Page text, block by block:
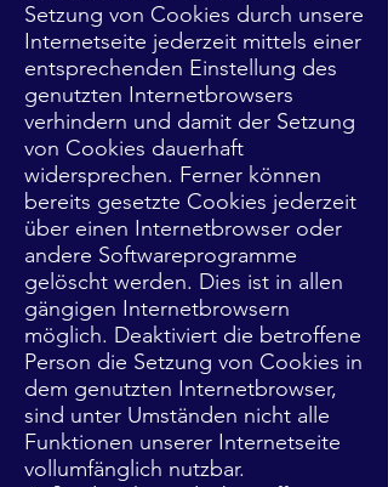
Setzung von Cookies durch unsere
Internetseite jederzeit mittels einer
entsprechenden Einstellung des
genutzten Internetbrowsers
verhindern und damit der Setzung
von Cookies dauerhaft
widersprechen. Ferner können
bereits gesetzte Cookies jederzeit
über einen Internetbrowser oder
andere Softwareprogramme
gelöscht werden. Dies ist in allen
gängigen Internetbrowsern
möglich. Deaktiviert die betroffene
Person die Setzung von Cookies in
dem genutzten Internetbrowser,
sind unter Umständen nicht alle
Funktionen unserer Internetseite
vollumfänglich nutzbar.